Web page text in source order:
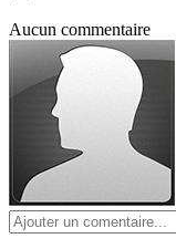
Aucun commentaire